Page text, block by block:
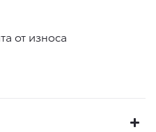
от износа